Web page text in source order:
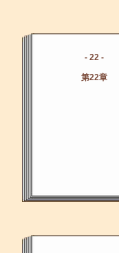
- 22 -
第22章